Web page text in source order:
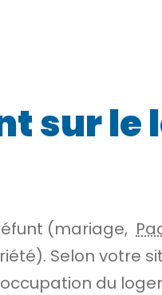
sur le
(mariage,
Selon votre
du